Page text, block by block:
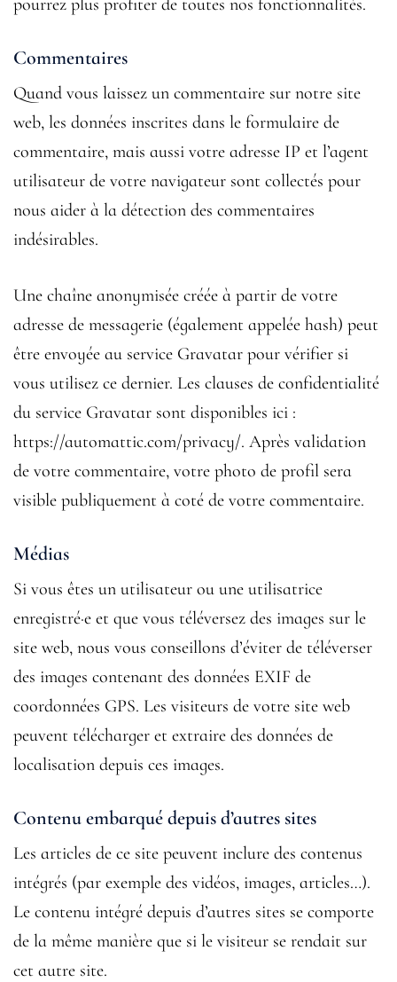
pourrez plus profiter de toutes nos fonctionnalités.
Commentaires
Quand vous laissez un commentaire sur notre site
web, les données inscrites dans le formulaire de
commentaire, mais aussi votre adresse IP et l’agent
utilisateur de votre navigateur sont collectés pour
nous aider à la détection des commentaires
indésirables.
Une chaîne anonymisée créée à partir de votre
adresse de messagerie (également appelée hash) peut
être envoyée au service Gravatar pour vérifier si
vous utilisez ce dernier. Les clauses de confidentialité
du service Gravatar sont disponibles ici :
https://automattic.com/privacy/. Après validation
de votre commentaire, votre photo de profil sera
visible publiquement à coté de votre commentaire.
Médias
Si vous êtes un utilisateur ou une utilisatrice
enregistré·e et que vous téléversez des images sur le
site web, nous vous conseillons d’éviter de téléverser
des images contenant des données EXIF de
coordonnées GPS. Les visiteurs de votre site web
peuvent télécharger et extraire des données de
localisation depuis ces images.
Contenu embarqué depuis d’autres sites
Les articles de ce site peuvent inclure des contenus
intégrés (par exemple des vidéos, images, articles…).
Le contenu intégré depuis d’autres sites se comporte
de la même manière que si le visiteur se rendait sur
cet autre site.